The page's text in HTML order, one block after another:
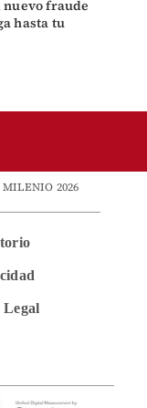
fraude
hasta tu
MILENIO 2026
Legal